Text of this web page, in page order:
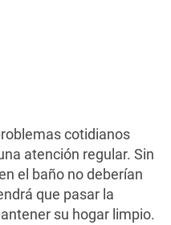
cotidianos
atención regular. Sin
el baño no deberían
que pasar la
su hogar limpio.